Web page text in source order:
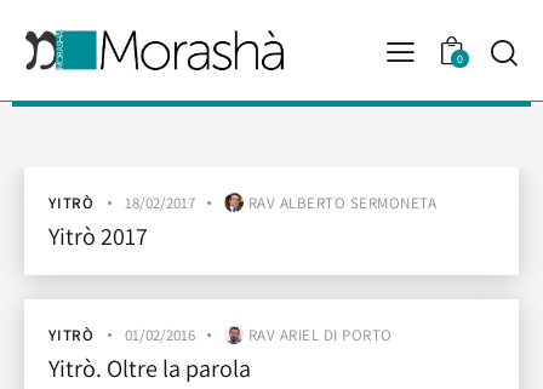
0
YITRÒ 18/02/2017 RAV ALBERTO SERMONETA
Yitrò 2017
YITRÒ 01/02/2016 RAV ARIEL DI PORTO
Yitrò. Oltre la parola